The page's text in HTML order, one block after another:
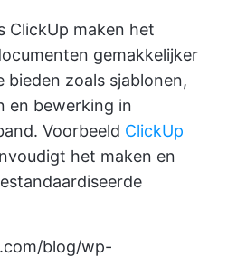
ClickUp maken het
gemakkelijker
zoals sjablonen,
en bewerking in
Voorbeeld ClickUp
het maken en
blog/wp-